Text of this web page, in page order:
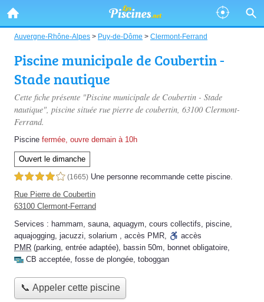
Auvergne-Rhône-Alpes > Puy-de-Dôme > Clermont-Ferrand
Piscine municipale de Coubertin -
Stade nautique
Cette fiche présente "Piscine municipale de Coubertin - Stade
nautique", piscine située rue pierre de coubertin, 63100 Clermont-
Ferrand.
Piscine fermée, ouvre demain à 10h
Ouvert le dimanche
4,0 étoiles sur 5 (1665) Une personne recommande cette piscine.
Rue Pierre de Coubertin
63100 Clermont-Ferrand
Services : hammam, sauna, aquagym, cours collectifs, piscine,
aquajogging, jacuzzi, solarium , accès PMR,
accès
PMR (parking, entrée adaptée), bassin 50m, bonnet obligatoire,
CB acceptée, fosse de plongée, toboggan
📞 Appeler cette piscine